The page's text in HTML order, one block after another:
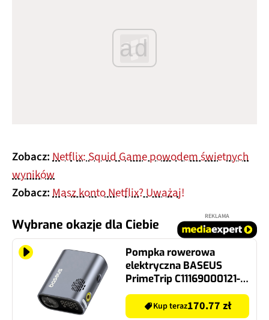
ad
Zobacz:Netflix: Squid Game powodem świetnych
wyników
Zobacz:Masz konto Netflix? Uważaj!
Wybrane okazje dla Ciebie
REKLAMA
Pompka rowerowa
elektryczna BASEUS
PrimeTrip C11169000121-
00 z manometrem
Kup teraz170.77 zł